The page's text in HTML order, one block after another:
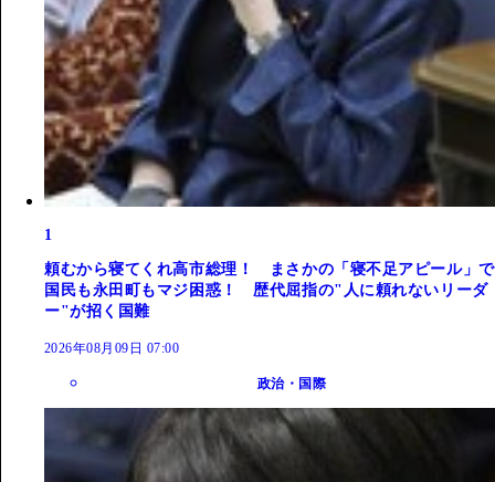
1
頼むから寝てくれ高市総理！ まさかの「寝不足アピール」で
国民も永田町もマジ困惑！ 歴代屈指の"人に頼れないリーダ
ー"が招く国難
2026年08月09日 07:00
政治・国際